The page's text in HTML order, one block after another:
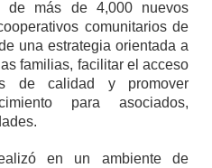
de más de 4,000 nuevos
comunitarios de
una estrategia orientada a
familias, facilitar el acceso
de calidad y promover
para asociados,
en un ambiente de